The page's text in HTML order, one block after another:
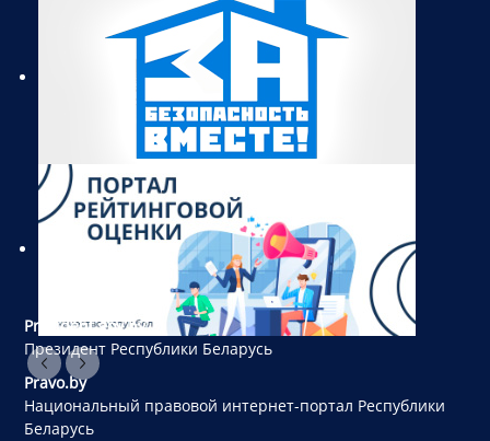
President.gov.by
Президент Республики Беларусь
Pravo.by
Национальный правовой интернет-портал Республики
Беларусь